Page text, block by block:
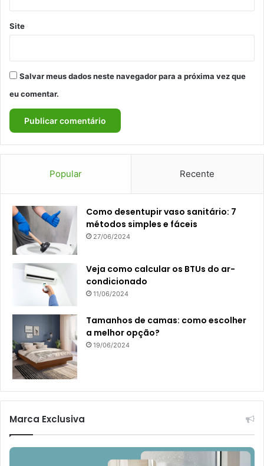
Site
Salvar meus dados neste navegador para a próxima vez que
eu comentar.
Popular Recente
Como desentupir vaso sanitário: 7
métodos simples e fáceis
27/06/2024
Veja como calcular os BTUs do ar-
condicionado
11/06/2024
Tamanhos de camas: como escolher
a melhor opção?
19/06/2024
Marca Exclusiva